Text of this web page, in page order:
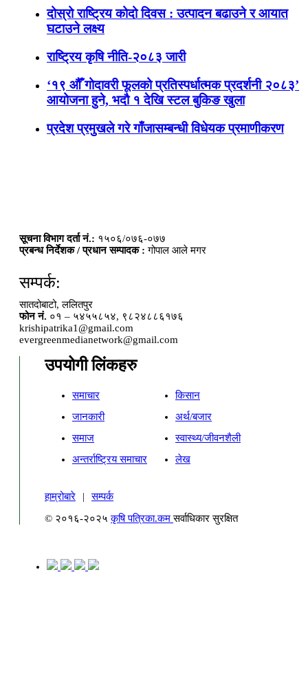
दोस्रो राष्ट्रिय कोदो दिवस : उत्पादन बढाउने र आयात
घटाउने लक्ष्य
राष्ट्रिय कृषि नीति-२०८३ जारी
‘१९ औँ गोदावरी फूलको प्रतिस्पर्धात्मक प्रदर्शनी २०८३’
आयोजना हुने, भदौ १ देखि स्टल बुकिङ खुला
प्रदेश प्रमुखले गरे गाँजासम्बन्धी विधेयक प्रमाणीकरण
सूचना विभाग दर्ता नं.: १५०६/०७६-०७७
प्रबन्ध निर्देशक / प्रधान सम्पादक : गोपाल आले मगर
सम्पर्क:
सातदोबाटो, ललितपुर
फोन नं. ०१ – ५४५५८५४, ९८२४८८६१७६
krishipatrika1@gmail.com
evergreenmedianetwork@gmail.com
उपयोगी लिंकहरु
समाचार
किसान
जानकारी
अर्थ/बजार
समाज
स्वास्थ्य/जीवनशैली
अन्तर्राष्ट्रिय समाचार
लेख
हाम्रोबारे |
सम्पर्क
© २०१६-२०२५कृषि पत्रिका.कमसर्वाधिकार सुरक्षित